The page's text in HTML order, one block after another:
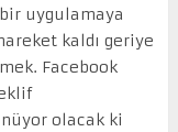
uygulamaya
kaldı geriye
Facebook
olacak ki